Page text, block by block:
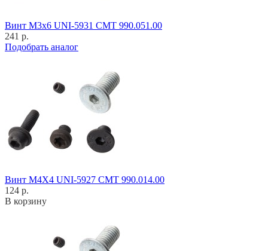
Винт M3x6 UNI-5931 CMT 990.051.00
241 р.
Подобрать аналог
Винт M4X4 UNI-5927 CMT 990.014.00
124 р.
В корзину